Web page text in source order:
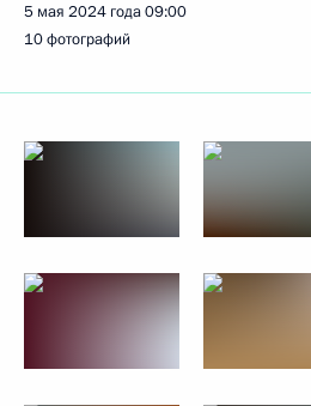
5 мая 2024 года09:00
10 фотографий